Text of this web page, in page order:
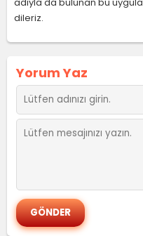
dileriz.
Yorum Yaz